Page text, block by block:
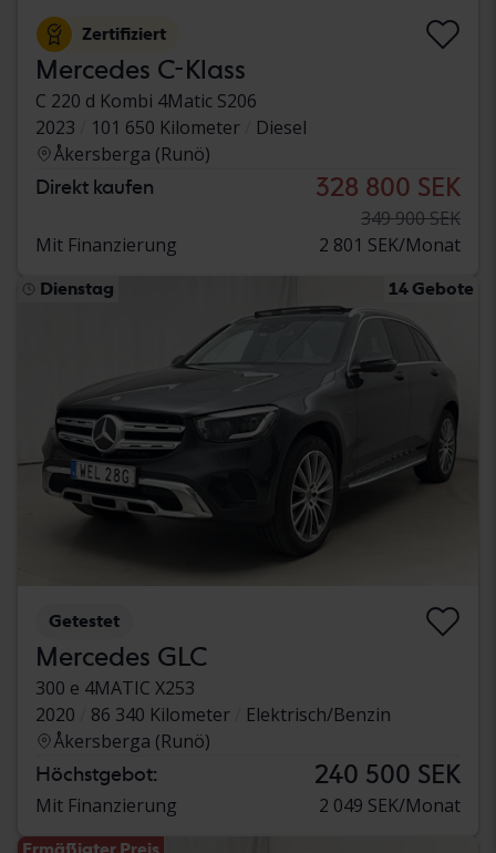
Zertifiziert
Mercedes C-Klass
C 220 d Kombi 4Matic S206
2023
101 650 Kilometer
Diesel
Åkersberga (Runö)
Direkt kaufen 328 800 SEK
349 900 SEK
Mit Finanzierung
2 801 SEK/Monat
Dienstag 14 Gebote
Getestet
Mercedes GLC
300 e 4MATIC X253
2020
86 340 Kilometer
Elektrisch/Benzin
Åkersberga (Runö)
Höchstgebot: 240 500 SEK
Mit Finanzierung 2 049 SEK/Monat
Ermäßigter Preis